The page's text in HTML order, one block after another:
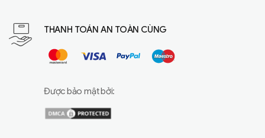
THANH TOÁN AN TOÀN CÙNG
Được bảo mật bởi: